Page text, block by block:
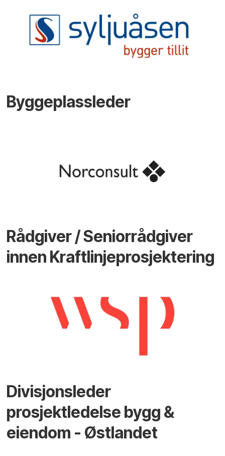
Byggeplassleder
Rådgiver / Seniorrådgiver
innen Kraftlinjeprosjektering
Divisjonsleder
prosjektledelse bygg &
eiendom - Østlandet